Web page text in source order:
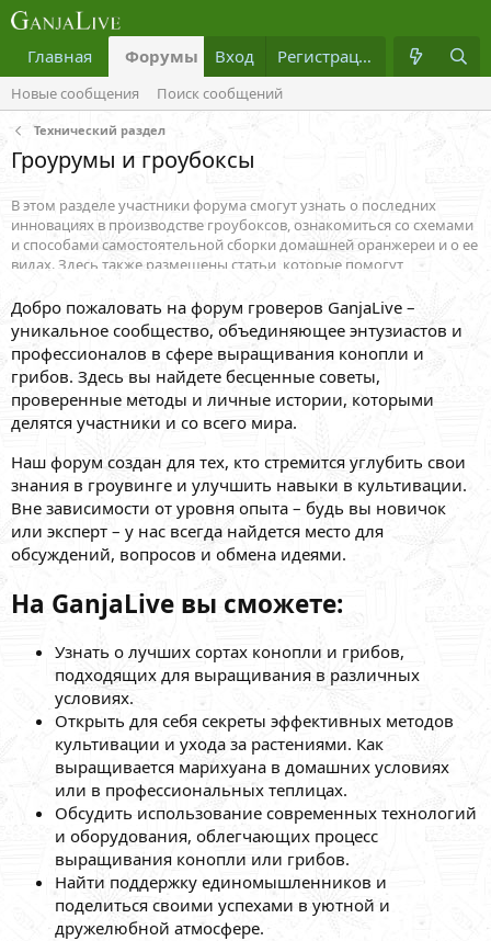
Главная Форумы Что нового? Медиа
Вход Регистрация
Новые сообщения Поиск сообщений
Технический раздел
Гроурумы и гроубоксы
В этом разделе участники форума смогут узнать о последних
инновациях в производстве гроубоксов, ознакомиться со схемами
и способами самостоятельной сборки домашней оранжереи и о ее
видах. Здесь также размещены статьи, которые помогут
фильтр, соорудить шумоизоляцию канальных вентиляторов и
узнать, узнать какиелампы для выращивания конопливам
больше всего подойдут, какой должна быть вентиляция в
гроубоксе.
Добро пожаловать на форум гроверов GanjaLive –
уникальное сообщество, объединяющее энтузиастов и
профессионалов в сфере выращивания конопли и
грибов. Здесь вы найдете бесценные советы,
проверенные методы и личные истории, которыми
делятся участники и со всего мира.
Наш форум создан для тех, кто стремится углубить свои
знания в гроувинге и улучшить навыки в культивации.
Вне зависимости от уровня опыта – будь вы новичок
или эксперт – у нас всегда найдется место для
обсуждений, вопросов и обмена идеями.
На GanjaLive вы сможете:
Узнать о лучших сортах конопли и грибов,
подходящих для выращивания в различных
условиях.
Открыть для себя секреты эффективных методов
культивации и ухода за растениями. Как
выращивается марихуана в домашних условиях
или в профессиональных теплицах.
Обсудить использование современных технологий
и оборудования, облегчающих процесс
выращивания конопли или грибов.
Найти поддержку единомышленников и
поделиться своими успехами в уютной и
дружелюбной атмосфере.